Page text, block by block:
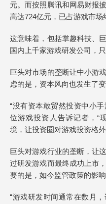
元。而按照腾讯和网易财报
高达724亿元，已占游戏市场
这意味着，包括掌趣科技、
国内上千家游戏研发公司，
巨头对市场的垄断让中小游
虑的是，资本风向也发生了变
“没有资本敢贸然投资中小
位游戏投资人告诉记者，“
境，让投资圈对游戏投资格
巨头对游戏行业的垄断，让
过研发游戏而最终成功上市
要的是，如今监管政策的影
“游戏研发时间通常在数月